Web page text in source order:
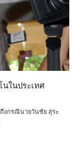
ในประเทศ
งกรณีนายวันชัย สุระ